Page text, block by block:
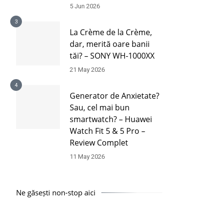
5 Jun 2026
3
La Crème de la Crème,
dar, merită oare banii
tăi? – SONY WH-1000XX
21 May 2026
4
Generator de Anxietate?
Sau, cel mai bun
smartwatch? – Huawei
Watch Fit 5 & 5 Pro –
Review Complet
11 May 2026
Ne găsești non-stop aici